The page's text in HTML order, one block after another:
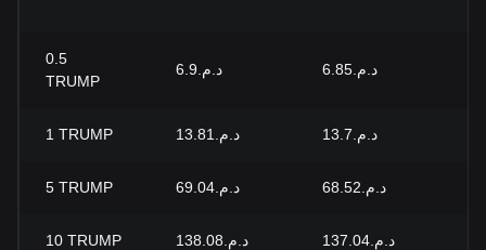
0.5
TRUMP
د.م.6.9 د.م.6.85
1 TRUMP د.م.13.81 د.م.13.7
5 TRUMP د.م.69.04 د.م.68.52
10 TRUMP د.م.138.08 د.م.137.04